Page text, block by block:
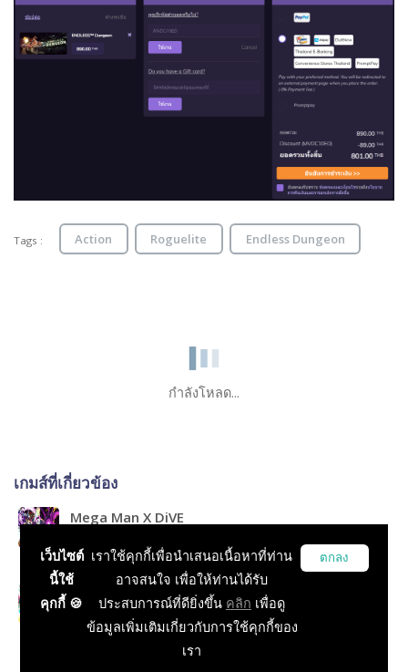
Tags : Action Roguelite Endless Dungeon
กำลังโหลด...
เกมส์ที่เกี่ยวข้อง
Mega Man X DiVE
Mega Man X DiVE Offline
RPG, Action, MMORPG, Open World, Casual, Puzzle,
Survival, PVP
เว็บไซต์
นี้ใช้
คุกกี้ 🍪
เราใช้คุกกี้เพื่อนำเสนอเนื้อหาที่ท่าน
อาจสนใจ เพื่อให้ท่านได้รับ
ประสบการณ์ที่ดียิ่งขึ้น คลิก เพื่อดู
ข้อมูลเพิ่มเติมเกี่ยวกับการใช้คุกกี้ของ
เรา
ตกลง